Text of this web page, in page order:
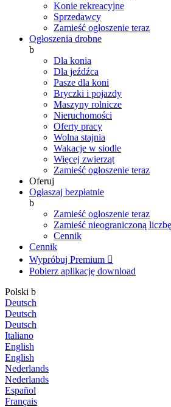
Konie rekreacyjne
Sprzedawcy
Zamieść ogłoszenie teraz
Ogłoszenia drobne
b
Dla konia
Dla jeźdźca
Pasze dla koni
Bryczki i pojazdy
Maszyny rolnicze
Nieruchomości
Oferty pracy
Wolna stajnia
Wakacje w siodle
Więcej zwierząt
Zamieść ogłoszenie teraz
Oferuj
Ogłaszaj bezpłatnie
b
Zamieść ogłoszenie teraz
Zamieść nieograniczoną
Cennik
Cennik
Wypróbuj Premium 
Pobierz aplikację download
Polski b
Deutsch
Deutsch
Deutsch
Italiano
English
English
Nederlands
Nederlands
Español
Français